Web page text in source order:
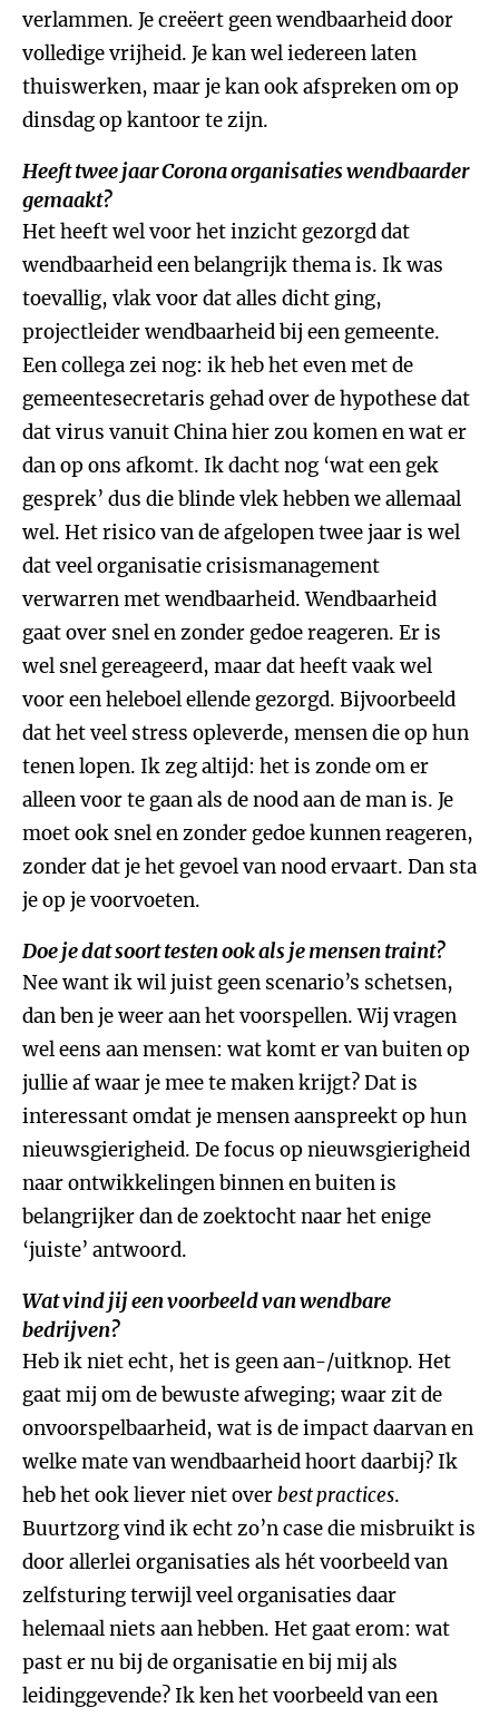
verlammen. Je creëert geen wendbaarheid door
volledige vrijheid. Je kan wel iedereen laten
thuiswerken, maar je kan ook afspreken om op
dinsdag op kantoor te zijn.
Heeft twee jaar Corona organisaties wendbaarder
gemaakt?
Het heeft wel voor het inzicht gezorgd dat
wendbaarheid een belangrijk thema is. Ik was
toevallig, vlak voor dat alles dicht ging,
projectleider wendbaarheid bij een gemeente.
Een collega zei nog: ik heb het even met de
gemeentesecretaris gehad over de hypothese dat
dat virus vanuit China hier zou komen en wat er
dan op ons afkomt. Ik dacht nog ‘wat een gek
gesprek’ dus die blinde vlek hebben we allemaal
wel. Het risico van de afgelopen twee jaar is wel
dat veel organisatie crisismanagement
verwarren met wendbaarheid. Wendbaarheid
gaat over snel en zonder gedoe reageren. Er is
wel snel gereageerd, maar dat heeft vaak wel
voor een heleboel ellende gezorgd. Bijvoorbeeld
dat het veel stress opleverde, mensen die op hun
tenen lopen. Ik zeg altijd: het is zonde om er
alleen voor te gaan als de nood aan de man is. Je
moet ook snel en zonder gedoe kunnen reageren,
zonder dat je het gevoel van nood ervaart. Dan sta
je op je voorvoeten.
Doe je dat soort testen ook als je mensen traint?
Nee want ik wil juist geen scenario’s schetsen,
dan ben je weer aan het voorspellen. Wij vragen
wel eens aan mensen: wat komt er van buiten op
jullie af waar je mee te maken krijgt? Dat is
interessant omdat je mensen aanspreekt op hun
nieuwsgierigheid. De focus op nieuwsgierigheid
naar ontwikkelingen binnen en buiten is
belangrijker dan de zoektocht naar het enige
‘juiste’ antwoord.
Wat vind jij een voorbeeld van wendbare
bedrijven?
Heb ik niet echt, het is geen aan-/uitknop. Het
gaat mij om de bewuste afweging; waar zit de
onvoorspelbaarheid, wat is de impact daarvan en
welke mate van wendbaarheid hoort daarbij? Ik
heb het ook liever niet overbest practices.
Buurtzorg vind ik echt zo’n case die misbruikt is
door allerlei organisaties als hét voorbeeld van
zelfsturing terwijl veel organisaties daar
helemaal niets aan hebben. Het gaat erom: wat
past er nu bij de organisatie en bij mij als
leidinggevende? Ik ken het voorbeeld van een